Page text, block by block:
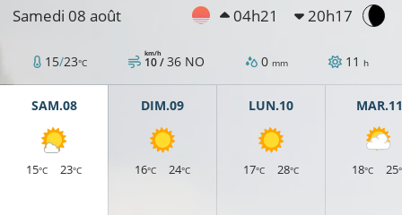
Samedi 08 août 04h21 20h17
15/23°C 10 /
km/h 36 NO 0 mm 11 h
SAM.08
15°C 23°C
DIM.09
16°C 24°C
LUN.10
17°C 28°C
MAR.11
18°C 25